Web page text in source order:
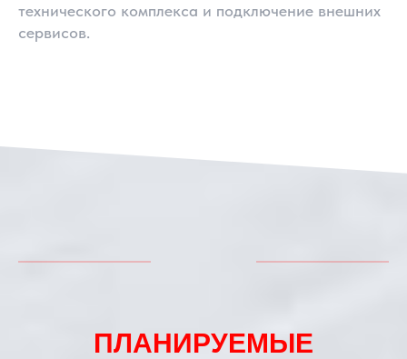
технического комплекса и подключение внешних
сервисов.
ПЛАНИРУЕМЫЕ